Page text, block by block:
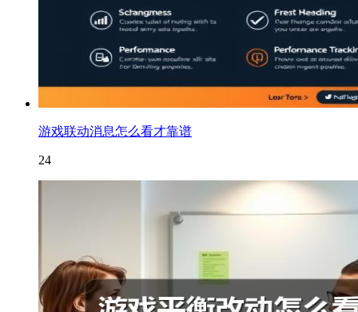
游戏联动消息怎么看才靠谱
24